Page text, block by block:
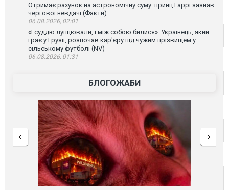
Отримає рахунок на астрономічну суму: принц Гаррі зазнав
чергової невдачі (Факти)
06.08.2026, 02:01
«І суддю лупцювали, і між собою билися». Українець, який
грає у Грузії, розпочав кар'єру під чужим прізвищем у
сільському футболі (NV)
06.08.2026, 01:31
БЛОГОЖАБИ